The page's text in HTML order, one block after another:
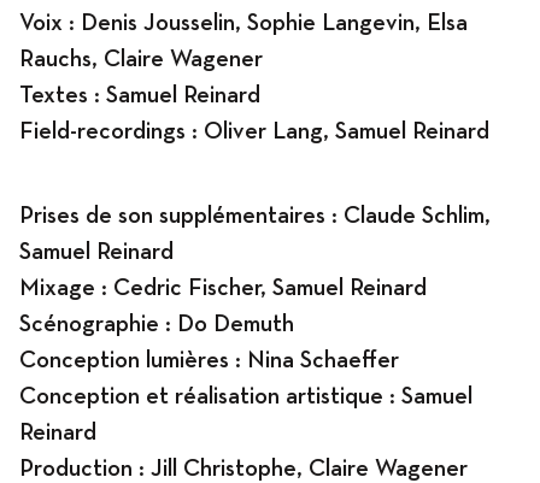
Voix : Denis Jousselin, Sophie Langevin, Elsa
Rauchs, Claire Wagener
Textes : Samuel Reinard
Field-recordings : Oliver Lang, Samuel Reinard
Prises de son supplémentaires : Claude Schlim,
Samuel Reinard
Mixage : Cedric Fischer, Samuel Reinard
Scénographie : Do Demuth
Conception lumières : Nina Schaeffer
Conception et réalisation artistique : Samuel
Reinard
Production : Jill Christophe, Claire Wagener